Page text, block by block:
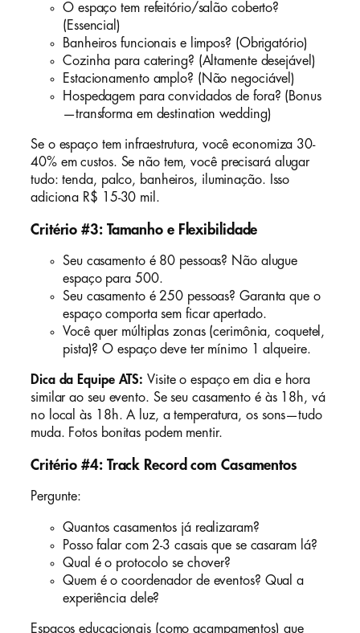
O espaço tem refeitório/salão coberto?
(Essencial)
Banheiros funcionais e limpos? (Obrigatório)
Cozinha para catering? (Altamente desejável)
Estacionamento amplo? (Não negociável)
Hospedagem para convidados de fora? (Bonus
—transforma em destination wedding)
Se o espaço tem infraestrutura, você economiza 30-
40% em custos. Se não tem, você precisará alugar
tudo: tenda, palco, banheiros, iluminação. Isso
adiciona R$ 15-30 mil.
Critério #3: Tamanho e Flexibilidade
Seu casamento é 80 pessoas? Não alugue
espaço para 500.
Seu casamento é 250 pessoas? Garanta que o
espaço comporta sem ficar apertado.
Você quer múltiplas zonas (cerimônia, coquetel,
pista)? O espaço deve ter mínimo 1 alqueire.
Dica da Equipe ATS: Visite o espaço em dia e hora
similar ao seu evento. Se seu casamento é às 18h, vá
no local às 18h. A luz, a temperatura, os sons—tudo
muda. Fotos bonitas podem mentir.
Critério #4: Track Record com Casamentos
Pergunte:
Quantos casamentos já realizaram?
Posso falar com 2-3 casais que se casaram lá?
Qual é o protocolo se chover?
Quem é o coordenador de eventos? Qual a
experiência dele?
Espaços educacionais (como acampamentos) que